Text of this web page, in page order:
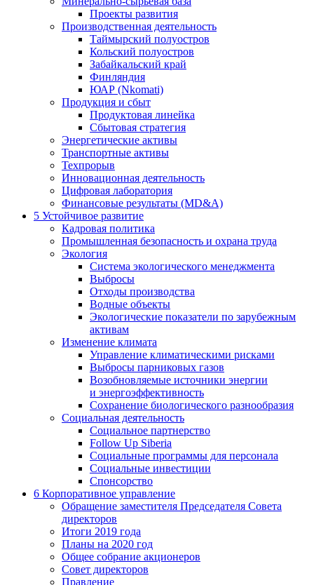
Проекты развития
Производственная деятельность
Таймырский полуостров
Кольский полуостров
Забайкальский край
Финляндия
ЮАР (Nkomati)
Продукция и сбыт
Продуктовая линейка
Сбытовая стратегия
Энергетические активы
Транспортные активы
Техпрорыв
Инновационная деятельность
Цифровая лаборатория
Финансовые результаты (MD&A)
5 Устойчивое развитие
Кадровая политика
Промышленная безопасность и охрана труда
Экология
Система экологического менеджмента
Выбросы
Отходы производства
Водные объекты
Экологические показатели по зарубежным
активам
Изменение климата
Управление климатическими рисками
Выбросы парниковых газов
Возобновляемые источники энергии
и энергоэффективность
Сохранение биологического разнообразия
Социальная деятельность
Социальное партнерство
Follow Up Siberia
Социальные программы для персонала
Социальные инвестиции
Спонсорство
6 Корпоративное управление
Обращение заместителя Председателя Совета
директоров
Итоги 2019 года
Планы на 2020 год
Общее собрание акционеров
Совет директоров
Правление